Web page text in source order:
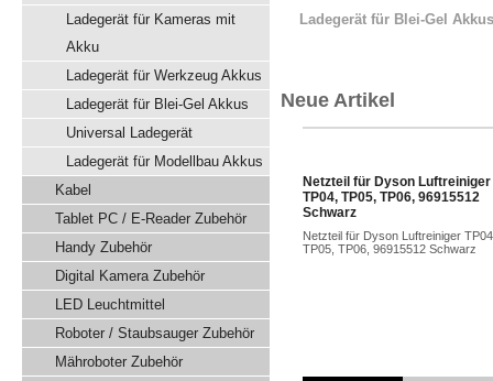
Ladegerät für Kameras mit
Akku
Ladegerät für Werkzeug Akkus
Ladegerät für Blei-Gel Akkus
Universal Ladegerät
Ladegerät für Modellbau Akkus
Kabel
Tablet PC / E-Reader Zubehör
Handy Zubehör
Digital Kamera Zubehör
LED Leuchtmittel
Roboter / Staubsauger Zubehör
Mähroboter Zubehör
Ladegerät für Blei-Gel Akkus
Neue Artikel
Netzteil für Dyson Luftreiniger
TP04, TP05, TP06, 96915512
Schwarz
Netzteil für Dyson Luftreiniger
TP05, TP06, 96915512 Schwarz